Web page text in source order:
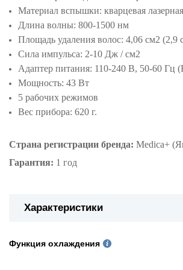
Материал вспышки: кварцевая
Длина волны: 800-1500 нм
Площадь удаления волос: 4,06 см2 (2,9
Сила импульса: 2-10 Дж / см2
Адаптер питания: 110-240 В, 50-60 Гц
Мощность: 43 Вт
5 рабочих режимов
Вес прибора: 620 г.
Страна регистрации бренда: Medica+
Гарантия: 1 год
Характеристики
Функция охлаждения